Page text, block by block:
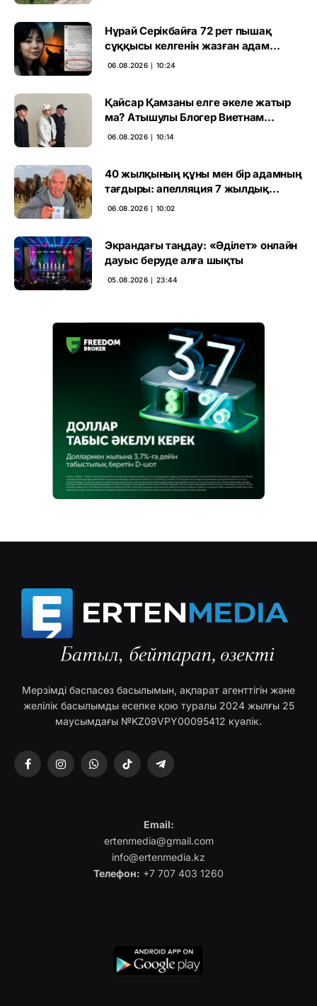
Нұрай Серікбайға 72 рет пышақ
сұққысы келгенін жазған адам
ұсталды
06.08.2026 ∣ 10:24
Қайсар Қамзаны елге әкеле жатыр
ма? Атышулы Блогер Виетнам
әуежайында көзге түсті
06.08.2026 ∣ 10:14
40 жылқының құны мен бір адамның
тағдыры: апелляция 7 жылдық
үкімді бұзды
06.08.2026 ∣ 10:02
Экрандағы таңдау: «Әділет» онлайн
дауыс беруде алға шықты
05.08.2026 ∣ 23:44
Мерзімді баспасөз басылымын, ақпарат агенттігін және
желілік басылымды есепке қою туралы 2024 жылғы 25
маусымдағы №KZ09VPY00095412 куәлік.
FacebookInstagramWhatsAppTikTok Telegram
Email:
ertenmedia@gmail.com
info@ertenmedia.kz
Телефон: +7 707 403 1260